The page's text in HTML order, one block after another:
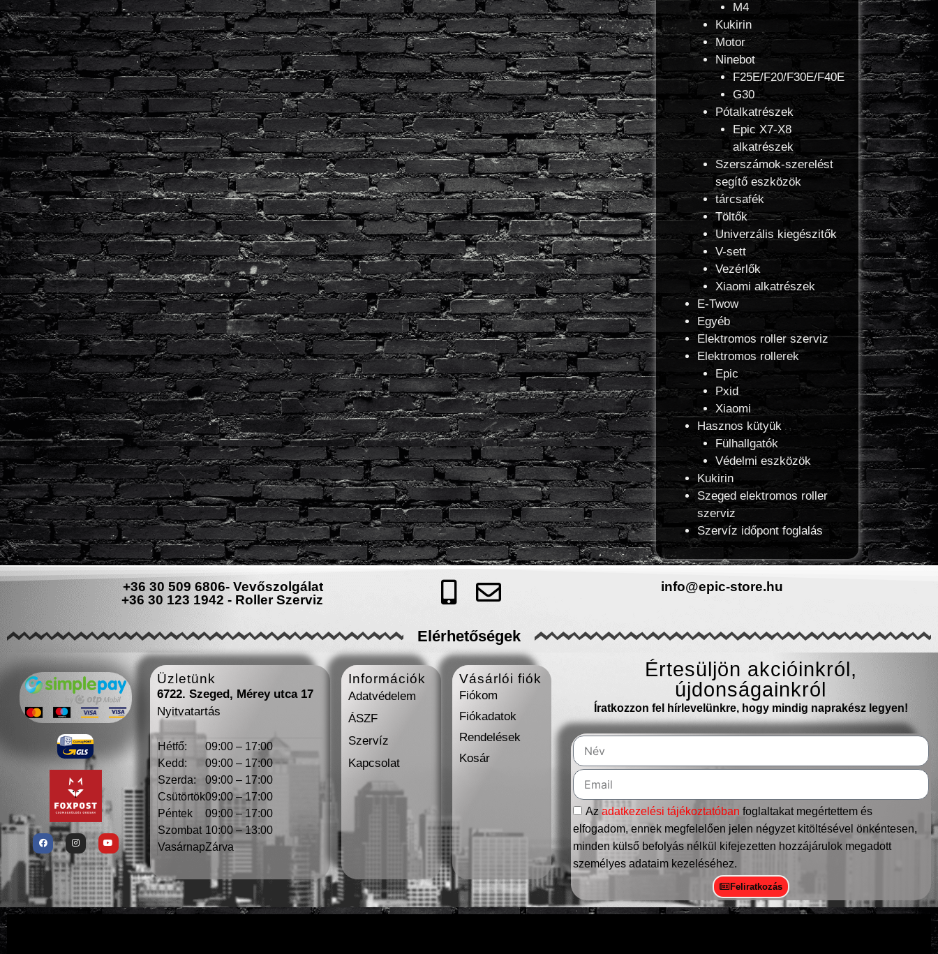
M4
Kukirin
Motor
Ninebot
F25E/F20/F30E/F40E
G30
Pótalkatrészek
Epic X7-X8
alkatrészek
Szerszámok-szerelést
segítő eszközök
tárcsafék
Töltők
Univerzális kiegészitők
V-sett
Vezérlők
Xiaomi alkatrészek
E-Twow
Egyéb
Elektromos roller szerviz
Elektromos rollerek
Epic
Pxid
Xiaomi
Hasznos kütyük
Fülhallgatók
Védelmi eszközök
Kukirin
Szeged elektromos roller
szerviz
Szervíz időpont foglalás
+36 30 509 6806- Vevőszolgálat
+36 30 123 1942 - Roller Szerviz
info@epic-store.hu
Elérhetőségek
Üzletünk
6722. Szeged, Mérey utca 17
Nyitvatartás
Hétfő:
09:00 – 17:00
Kedd:
09:00 – 17:00
Szerda:
09:00 – 17:00
Csütörtök09:00 – 17:00
Péntek
09:00 – 17:00
Szombat 10:00 – 13:00
VasárnapZárva
Információk
Adatvédelem
ÁSZF
Szervíz
Kapcsolat
Vásárlói fiók
Fiókom
Fiókadatok
Rendelések
Kosár
Értesüljön akcióinkról,
újdonságainkról
Íratkozzon fel hírlevelünkre, hogy mindig naprakész legyen!
Az adatkezelési tájékoztatóban foglaltakat megértettem és
elfogadom, ennek megfelelően jelen négyzet kitöltésével önkéntesen,
minden külső befolyás nélkül kifejezetten hozzájárulok megadott
személyes adataim kezeléséhez.
Feliratkozás